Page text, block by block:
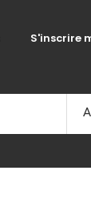
S'inscrire